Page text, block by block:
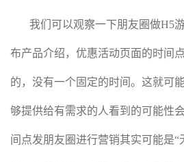
我们可以观察一下朋友圈做H5
布产品介绍，优惠活动页面的时间
的，没有一个固定的时间。这就可
够提供给有需求的人看到的可能性
间点发朋友圈进行营销其实可能是“